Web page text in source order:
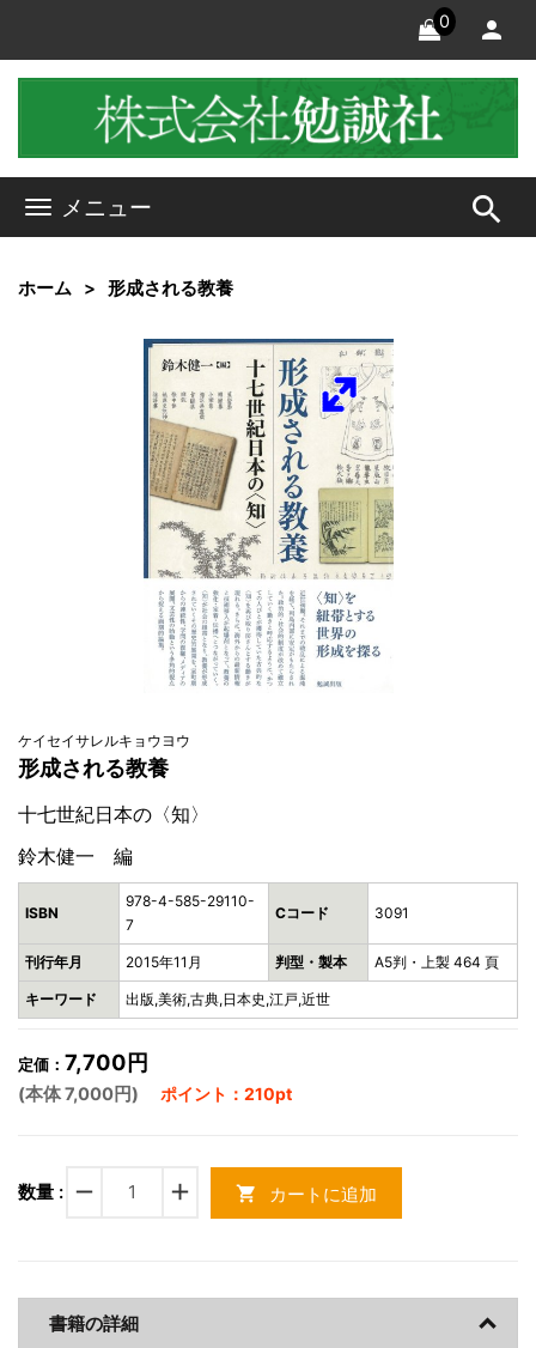
0
メニュー search
ホーム 形成される教養
ケイセイサレルキョウヨウ
形成される教養
十七世紀日本の〈知〉
鈴木健一 編
ISBN
978-4-585-29110-
7
Cコード 3091
刊行年月 2015年11月 判型・製本 A5判・上製 464 頁
キーワード 出版,美術,古典,日本史,江戸,近世
定価： 7,700円
(本体 7,000円) ポイント：210pt
数量 : remove add shopping_cart カートに追加
書籍の詳細